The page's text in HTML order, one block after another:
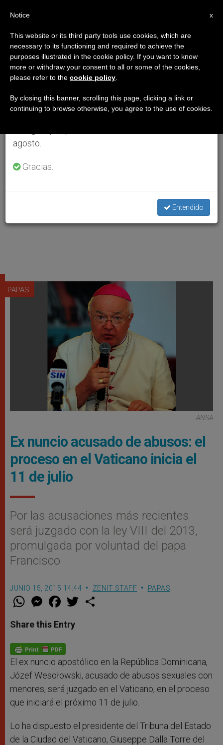
PAPAS
ANSA
Ex nuncio acusado de abusos: el
proceso en el Vaticano inicia el
11 de julio
Por las acusaciones más recientes
será juzgado con la ley VIII del 2013,
promulgada por voluntad del papa
Francisco
JUNIO 15, 2015 14:44 ZENIT STAFF PAPAS
W
t
s
p
p
M
e
s
e
g
e
r
F
a
e
b
o
k
w
Share this Entry
El ex nuncio apostólico en la República Dominicana,
Józef Wesołowski, acusado de abusos sexuales con
menores, será juzgado en el Vaticano, en el proceso
que iniciará el próximo 11 de julio.
Lo ha dispuesto el presidente del Tribuna del Estado
de la Ciudad del Vaticano, Giuseppe Dalla Torre del
×
Aviso importante
Del 27 de julio al 7 de agosto haremos la pausa
anual, aprovechando que en el periodo de verano
se generan menos informaciones y también el
agosto.
Gracias.
Entendido
x
Notice
This website or its third party tools use cookies, which are
necessary to its functioning and required to achieve the
purposes illustrated in the cookie policy. If you want to know
more or withdraw your consent to all or some of the cookies,
please refer to the cookie policy
By closing this banner, scrolling this page, clicking a link or
continuing to browse otherwise, you agree to the use of cookies.